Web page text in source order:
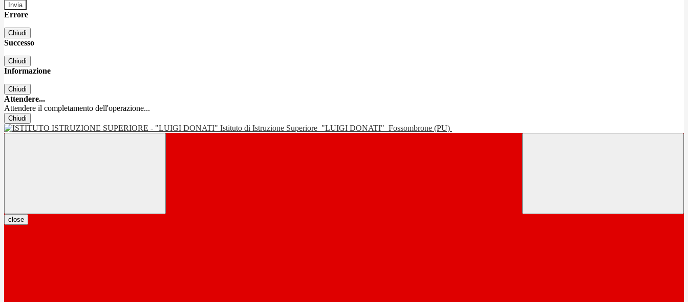
Errore
Chiudi
Successo
Chiudi
Informazione
Chiudi
Attendere...
Attendere il completamento dell'operazione...
Chiudi
Istituto di Istruzione Superiore "LUIGI DONATI" Fossombrone (PU)
close